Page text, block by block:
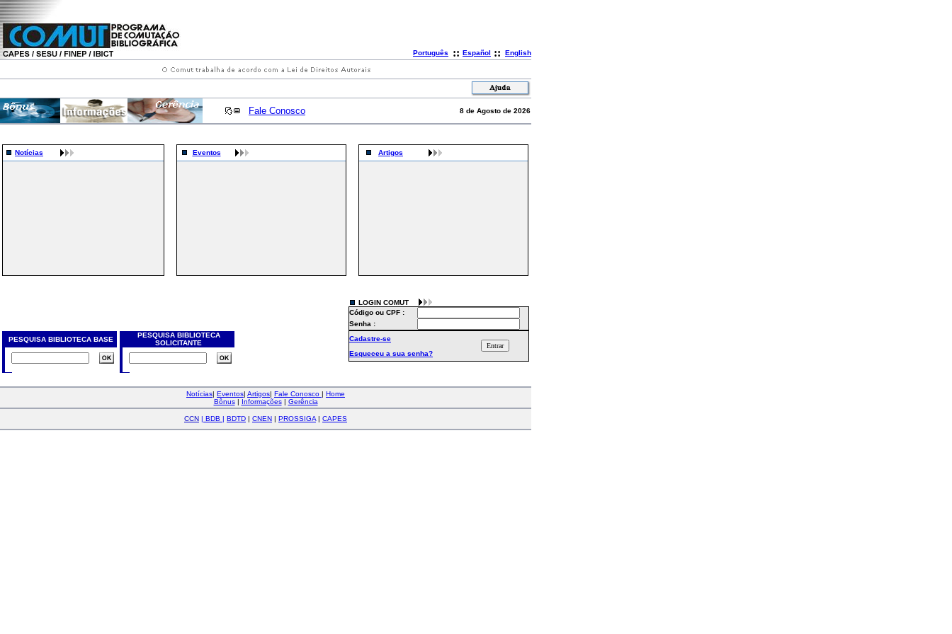
Português :: Español :: English
Fale Conosco 8 de Agosto de 2026
Notícias Eventos Artigos
PESQUISA BIBLIOTECA BASE
PESQUISA BIBLIOTECA
SOLICITANTE
LOGIN COMUT
Código ou CPF :
Senha :
Cadastre-se
Esqueceu a sua senha?
Notícias| Eventos| Artigos| Fale Conosco | Home
Bônus| Informações| Gerência
CCN | BDB | BDTD | CNEN | PROSSIGA | CAPES